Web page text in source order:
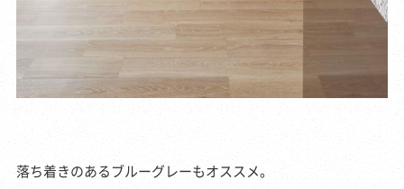
落ち着きのあるブルーグレーもオススメ。